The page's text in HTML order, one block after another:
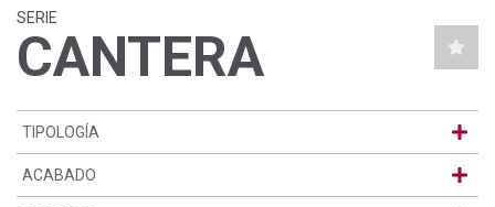
SERIE
CANTERA
TIPOLOGÍA
ACABADO